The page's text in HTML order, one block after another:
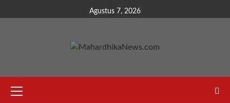
to
Agustus 7, 2026
Menu